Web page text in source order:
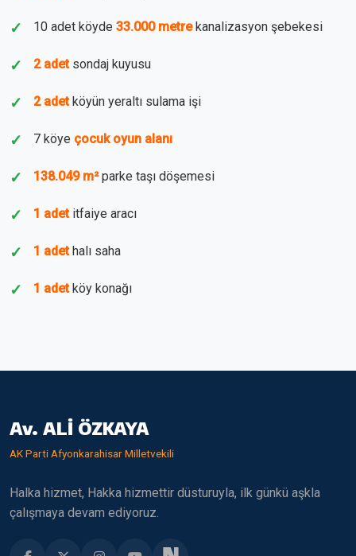
10 adet köyde 33.000 metrekanalizasyon şebekesi
2 adetsondaj kuyusu
2 adetköyün yeraltı sulama işi
7 köye çocuk oyun alanı
138.049 m²parke taşı döşemesi
1 adetitfaiye aracı
1 adethalı saha
1 adetköy konağı
Av. ALİ ÖZKAYA
AK Parti Afyonkarahisar Milletvekili
Halka hizmet, Hakka hizmettir düsturuyla, ilk günkü aşkla
çalışmaya devam ediyoruz.